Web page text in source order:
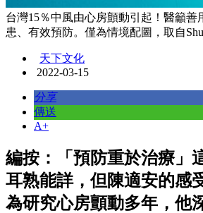
台灣15％中風由心房顫動引起！醫籲善
患、有效預防。僅為情境配圖，取自
天下文化
2022-03-15
分享
傳送
A+
編按：「預防重於治療」
耳熟能詳，但陳適安的感
為研究心房顫動多年，他